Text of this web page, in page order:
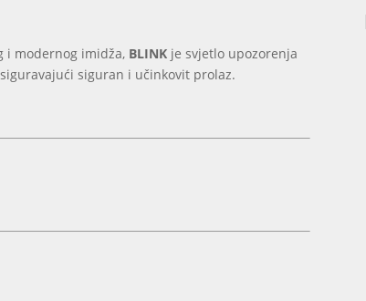
i modernog imidža, BLINK je svjetlo upozorenja
siguran i učinkovit prolaz.